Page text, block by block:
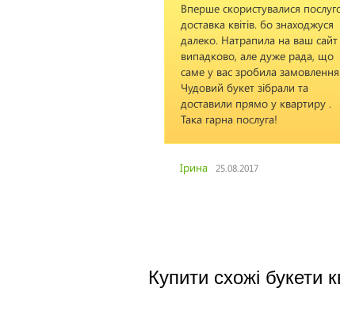
Вперше скористувалися послугою
далеко. Натрапила на ваш сайт
саме у вас зробила замовлення.
Оформляли
міста. Букет
доставили
зазначений
телефон
виконане.
яких
Купити схожі букети